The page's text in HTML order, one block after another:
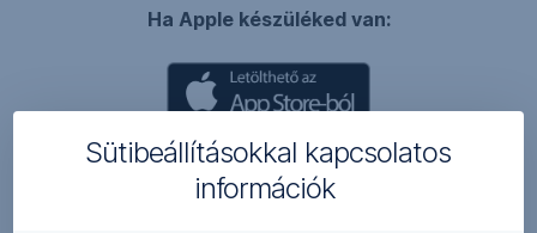
ablakban
meg
Ha Apple készüléked van:
,
Új
ablakban
nyílik
Ha Huawei készüléked van:
Sütibeállításokkal kapcsolatos
információk